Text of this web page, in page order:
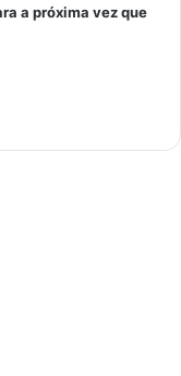
a próxima vez que